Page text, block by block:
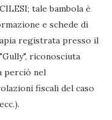
tale bambola è
e schede di
registrata presso il
riconosciuta
perciò nel
fiscali del caso